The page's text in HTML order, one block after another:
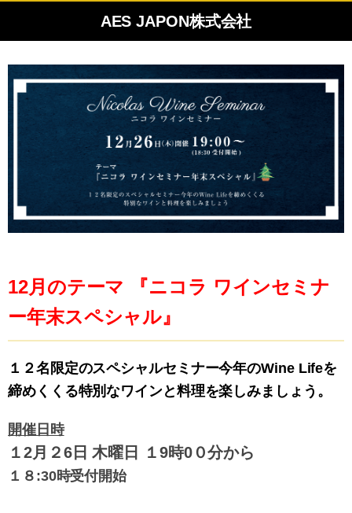
AES JAPON株式会社
12月のテーマ 『ニコラ ワインセミナ
ー年末スペシャル』
１２名限定のスペシャルセミナー今年のWine Lifeを
締めくくる特別なワインと料理を楽しみましょう。
開催日時
１2月２6日 木曜日 １9時0０分から
１８:30時受付開始